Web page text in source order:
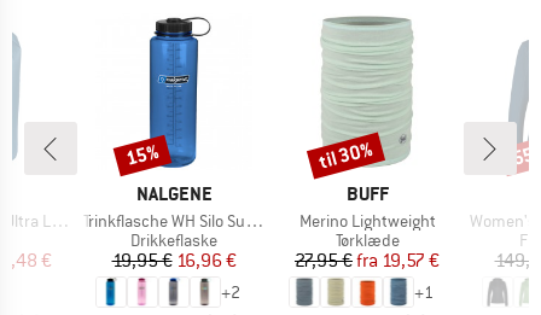
Dry Bag
pris
6,48 €
MÆRKE
NALGENE
Artikel
Trinkflasche WH Silo Sustain
Produktgruppe
Drikkeflaske
Pris
19,95 €Nedsat pris
16,96 €
+2
Rabat
15%
MÆRKE
BUFF
Artikel
Merino Lightweight
Produktgruppe
Tørklæde
Pris
27,95 € Nedsat pris
fra 19,57 €
+1
Rabat
til 30%
Artikel
Women's